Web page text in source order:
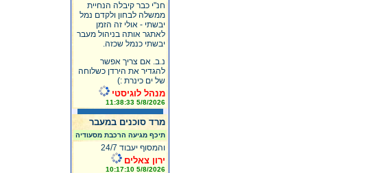
חנ"י כבר קיבלה הנחיית
ממשלה לבחון ולקדם נמל
יבשתי - אולי זה הזמן
לאתגר אותה בניהול מעבר
יבשתי כנמל שכזה.
נ.ב. אם צריך אפשר
להגדיר את הירדן כשלוחה
של ים כינרת :)
מנהל לוגיסטי
5/8/2026 11:38:33
מרד סוכנים במעבר
תיכף מגיעה הרכבת מסעודיה
והמסוף יעבוד 24/7
ירון צאלים
5/8/2026 10:17:10